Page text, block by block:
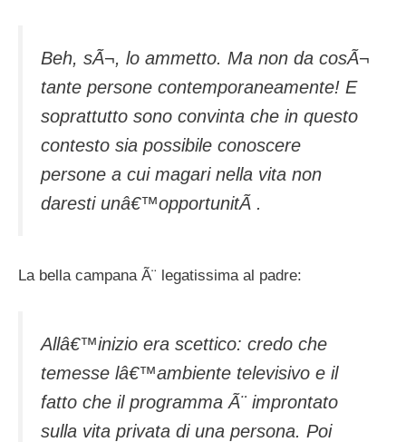
Beh, sÃ¬, lo ammetto. Ma non da cosÃ¬
tante persone contemporaneamente! E
soprattutto sono convinta che in questo
contesto sia possibile conoscere
persone a cui magari nella vita non
daresti unâ€™opportunitÃ .
La bella campana Ã¨ legatissima al padre:
Allâ€™inizio era scettico: credo che
temesse lâ€™ambiente televisivo e il
fatto che il programma Ã¨ improntato
sulla vita privata di una persona. Poi